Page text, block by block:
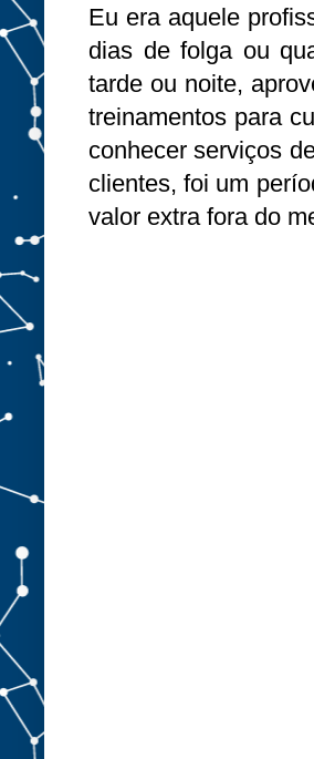
Eu era aquele
dias de folga ou
tarde ou noite,
treinamentos para
conhecer serviços
clientes, foi um
valor extra fora do